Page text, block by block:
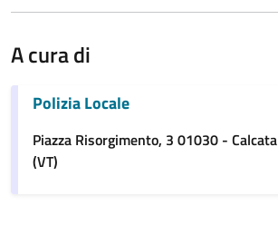
A cura di
Polizia Locale
Piazza Risorgimento, 3 01030 - Calcata
(VT)